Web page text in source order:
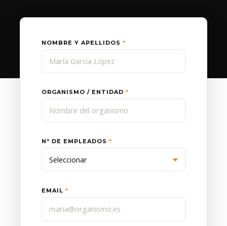
NOMBRE Y APELLIDOS *
ORGANISMO / ENTIDAD *
Nº DE EMPLEADOS *
EMAIL *